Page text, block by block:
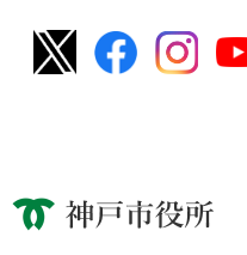
神戸市役所